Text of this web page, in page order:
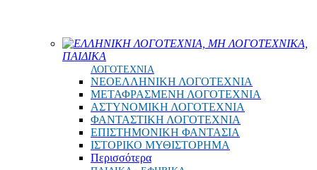
ΕΛΛΗΝΙΚΗ ΛΟΓΟΤΕΧΝΙΑ, ΜΗ ΛΟΓΟΤΕΧΝΙΚΑ,
ΠΑΙΔΙΚΑ
ΛΟΓΟΤΕΧΝΙΑ
ΝΕΟΕΛΛΗΝΙΚΗ ΛΟΓΟΤΕΧΝΙΑ
ΜΕΤΑΦΡΑΣΜΕΝΗ ΛΟΓΟΤΕΧΝΙΑ
ΑΣΤΥΝΟΜΙΚΗ ΛΟΓΟΤΕΧΝΙΑ
ΦΑΝΤΑΣΤΙΚΗ ΛΟΓΟΤΕΧΝΙΑ
ΕΠΙΣΤΗΜΟΝΙΚΗ ΦΑΝΤΑΣΙΑ
ΙΣΤΟΡΙΚΟ ΜΥΘΙΣΤΟΡΗΜΑ
Περισσότερα